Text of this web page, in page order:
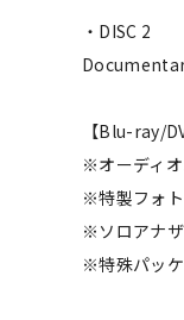
・DISC 2
【Blu-ray/
※オーディ
※特製フォ
※ソロアナ
※特殊パッ